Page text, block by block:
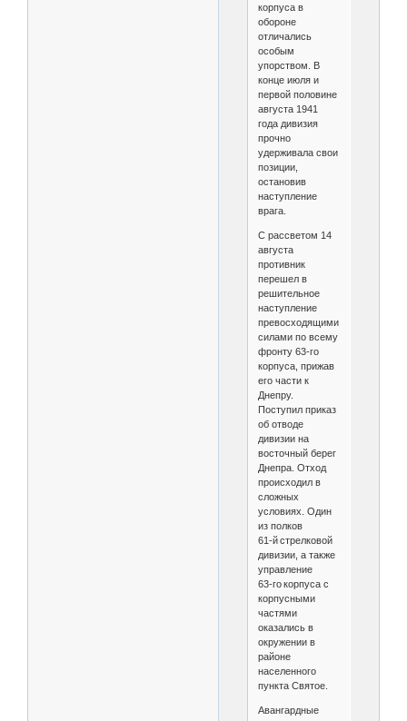
корпуса в
обороне
отличались
особым
упорством. В
конце июля и
первой половине
августа 1941
года дивизия
прочно
удерживала свои
позиции,
остановив
наступление
врага.
С рассветом 14
августа
противник
перешел в
решительное
наступление
превосходящими
силами по всему
фронту 63‑го
корпуса, прижав
его части к
Днепру.
Поступил приказ
об отводе
дивизии на
восточный берег
Днепра. Отход
происходил в
сложных
условиях. Один
из полков
61‑й стрелковой
дивизии, а также
управление
63‑го корпуса с
корпусными
частями
оказались в
окружении в
районе
населенного
пункта Святое.
Авангардные